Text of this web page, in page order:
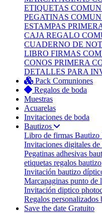
ETIQUETAS
PEGATINAS
ESTAMPAS
CAJA REGALO
CUADERNO DE
LIBRO FIRMAS
CONOS PRIMERA
DETALLES PARA
Pack Comuniones
Regalos de boda
Muestras
Acuarelas
Invitaciones de boda
Bautizos
Libro de firmas Bautizo
Invitaciones digitales de
Pegatinas adhesivas
etiquetas regalos bautizo
Invitación bautizo
Marcapaginas punto de
Invitación diptico
Regalos personalizados
Save the date Gratuito